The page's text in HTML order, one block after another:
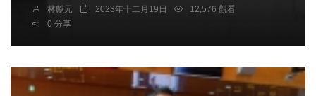
林獻元 2023年十二月19日
12,576 觀看
0 分享